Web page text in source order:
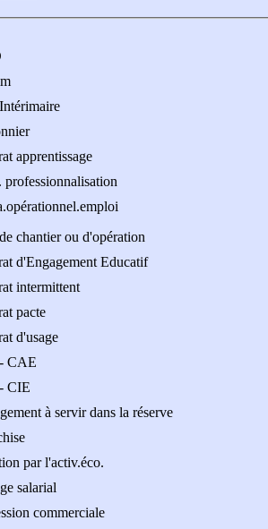
apprentissage
professionnalisation
chantier ou d'opération
d'Engagement Educatif
intermittent
pacte
d'usage
CAE
CIE
à servir dans la réserve
par l'activ.éco.
salarial
commerciale